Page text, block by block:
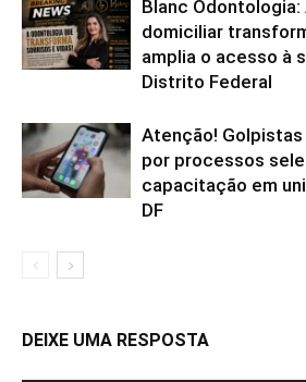
Blanc
domiciliar
amplia o acesso à
Distrito Federal
Atenção!
por processos
capacitação em
DF
DEIXE UMA RESPOSTA